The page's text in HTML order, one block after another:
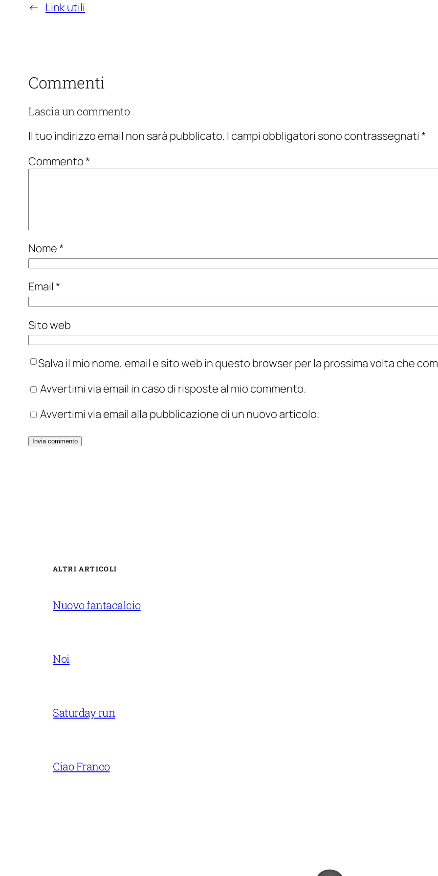
← Link utili
Commenti
Lascia un commento
Il tuo indirizzo email non sarà pubblicato. I campi obbligatori sono contrassegnati *
Commento*
Nome*
Email *
Sito web
Salva il mio nome, email e sito web in questo browser per la prossima volta che
Avvertimi via email in caso di risposte al mio commento.
Avvertimi via email alla pubblicazione di un nuovo articolo.
ALTRI ARTICOLI
Nuovo fantacalcio
Noi
Saturday run
Ciao Franco